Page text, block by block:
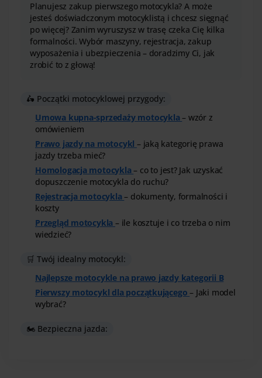
Planujesz zakup pierwszego motocykla? A może
jesteś doświadczonym motocyklistą i chcesz sięgnąć
po więcej? Zanim wyruszysz w trasę czeka Cię kilka
formalności. Wybór maszyny, rejestracja, zakup
wyposażenia i ubezpieczenia – doradzimy Ci, jak
zrobić to z głową!
🛵 Początki motocyklowej przygody:
Umowa kupna-sprzedaży motocykla– wzór z
omówieniem
Prawo jazdy na motocykl – jaką kategorię prawa
jazdy trzeba mieć?
Homologacja motocykla– co to jest? Jak uzyskać
dopuszczenie motocykla do ruchu?
Rejestracja motocykla– dokumenty, formalności i
koszty
Przegląd motocykla– ile kosztuje i co trzeba o nim
wiedzieć?
🛒 Twój idealny motocykl:
Najlepsze motocykle na prawo jazdy kategorii B
Pierwszy motocykl dla początkującego– Jaki model
wybrać?
🏍️ Bezpieczna jazda: